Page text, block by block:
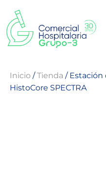
Inicio /Tienda / Estación
HistoCore SPECTRA